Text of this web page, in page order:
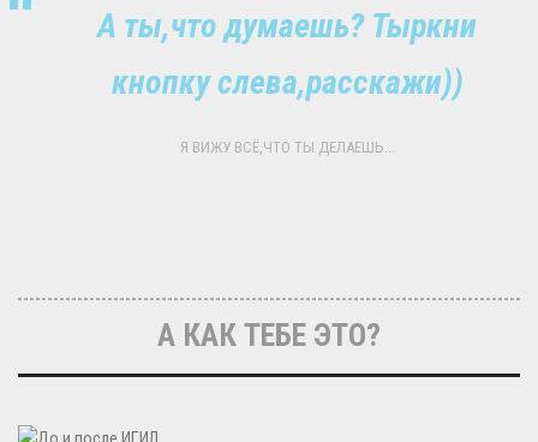
А ты,что думаешь? Тыркни
кнопку слева,расскажи))
Я ВИЖУ ВСЁ,ЧТО ТЫ ДЕЛАЕШЬ...
А КАК ТЕБЕ ЭТО?